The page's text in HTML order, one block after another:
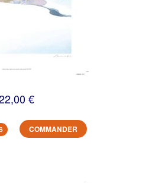
€
COMMANDER